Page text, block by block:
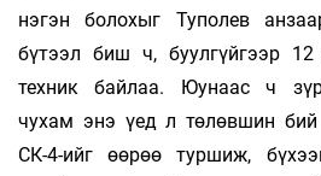
нэгэн болохыг Туполев
бүтээл биш ч, буулгүйгээр
техник байлаа. Юунаас ч
чухам энэ үед л төлөвшин
СК-4-ийг өөрөө туршиж,